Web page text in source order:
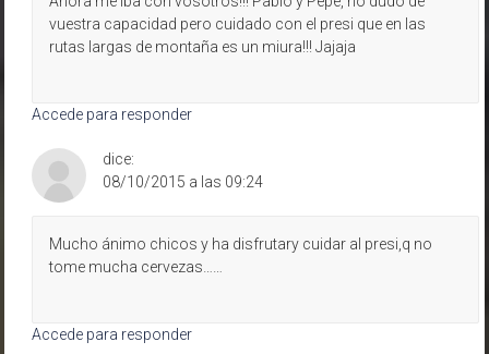
vuestra capacidad pero cuidado con el presi que en las
rutas largas de montaña es un miura!!! Jajaja
Accede para responder
dice:
08/10/2015 a las 09:24
Mucho ánimo chicos y ha disfrutary cuidar al presi,q no
tome mucha cervezas……
Accede para responder